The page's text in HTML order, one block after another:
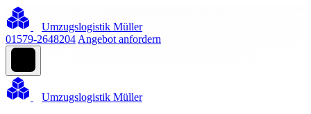
Umzugslogistik Müller
01579-2648204 Angebot anfordern
Umzugslogistik Müller